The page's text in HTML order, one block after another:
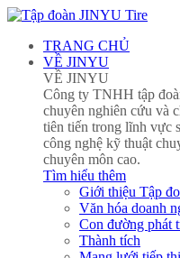
TRANG CHỦ
VỀ JINYU
VỀ JINYU
Công ty TNHH tập
chuyên nghiên cứu và
tiên tiến trong lĩnh vực
công nghệ kỹ thuật
chuyên môn cao.
Tìm hiểu thêm
Giới thiệu Tập
Văn hóa doanh
Con đường phát
Thành tích